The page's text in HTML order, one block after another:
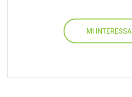
MI INTERESSA